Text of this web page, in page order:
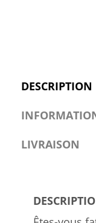
DESCRIPTION
LIVRAISON